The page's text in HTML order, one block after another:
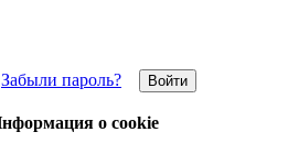
Забыли пароль?
о cookie